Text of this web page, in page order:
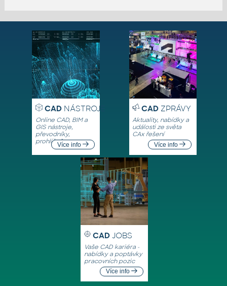
CADNÁSTROJE
Online CAD, BIM a
GIS nástroje,
převodníky,
prohlížečeVíce info
CADZPRÁVY
Aktuality, nabídky a
události ze světa
CAx řešení
Více info
CAD JOBS
Vaše CAD kariéra -
nabídky a poptávky
pracovních pozic
Více info